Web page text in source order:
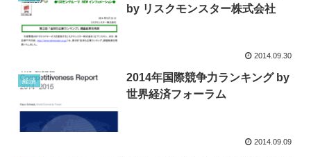
by リスクモンスター株式会社
2014.09.30
経済
2014年国際競争力ランキング by
世界経済フォーラム
2014.09.09